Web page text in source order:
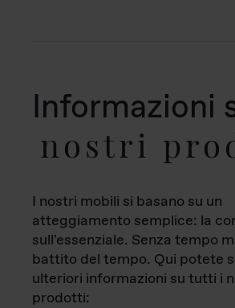
Informazioni
nostri
I nostri mobili si basano su un
atteggiamento semplice: la
sull'essenziale. Senza tempo
battito del tempo. Qui potete
ulteriori informazioni su tutti i
prodotti: